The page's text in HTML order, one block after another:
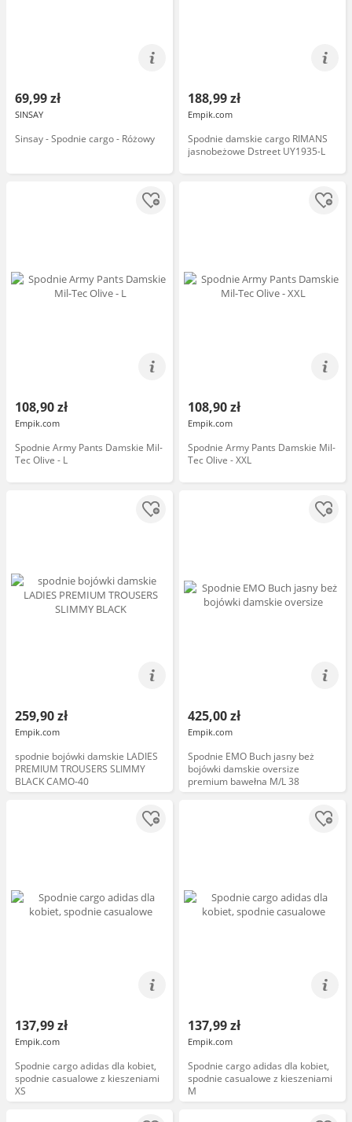
69,99 zł
SINSAY
Sinsay - Spodnie cargo - Różowy
188,99 zł
Empik.com
Spodnie damskie cargo RIMANS
jasnobeżowe Dstreet UY1935-L
108,90 zł
Empik.com
Spodnie Army Pants Damskie Mil-
Tec Olive - L
108,90 zł
Empik.com
Spodnie Army Pants Damskie Mil-
Tec Olive - XXL
259,90 zł
Empik.com
spodnie bojówki damskie LADIES
PREMIUM TROUSERS SLIMMY
BLACK CAMO-40
425,00 zł
Empik.com
Spodnie EMO Buch jasny beż
bojówki damskie oversize
premium bawełna M/L 38
137,99 zł
Empik.com
Spodnie cargo adidas dla kobiet,
spodnie casualowe z kieszeniami
XS
137,99 zł
Empik.com
Spodnie cargo adidas dla kobiet,
spodnie casualowe z kieszeniami
M